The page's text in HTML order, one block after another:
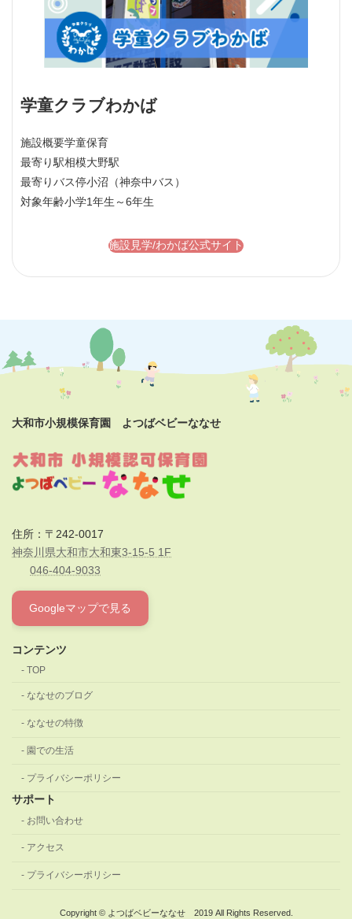
学童クラブわかば
施設概要学童保育
最寄り駅相模大野駅
最寄りバス停小沼（神奈中バス）
対象年齢小学1年生～6年生
施設見学/わかば公式サイト
大和市小規模保育園 よつばベビーななせ
住所：〒242-0017
神奈川県大和市大和東3-15-5 1F
046-404-9033
Googleマップで見る
コンテンツ
TOP
ななせのブログ
ななせの特徴
園での生活
プライバシーポリシー
サポート
お問い合わせ
アクセス
プライバシーポリシー
Copyright © よつばベビーななせ 2019 All Rights Reserved.